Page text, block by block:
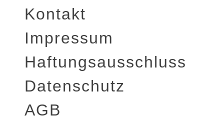
Kontakt
Impressum
Haftungsausschluss
Datenschutz
AGB